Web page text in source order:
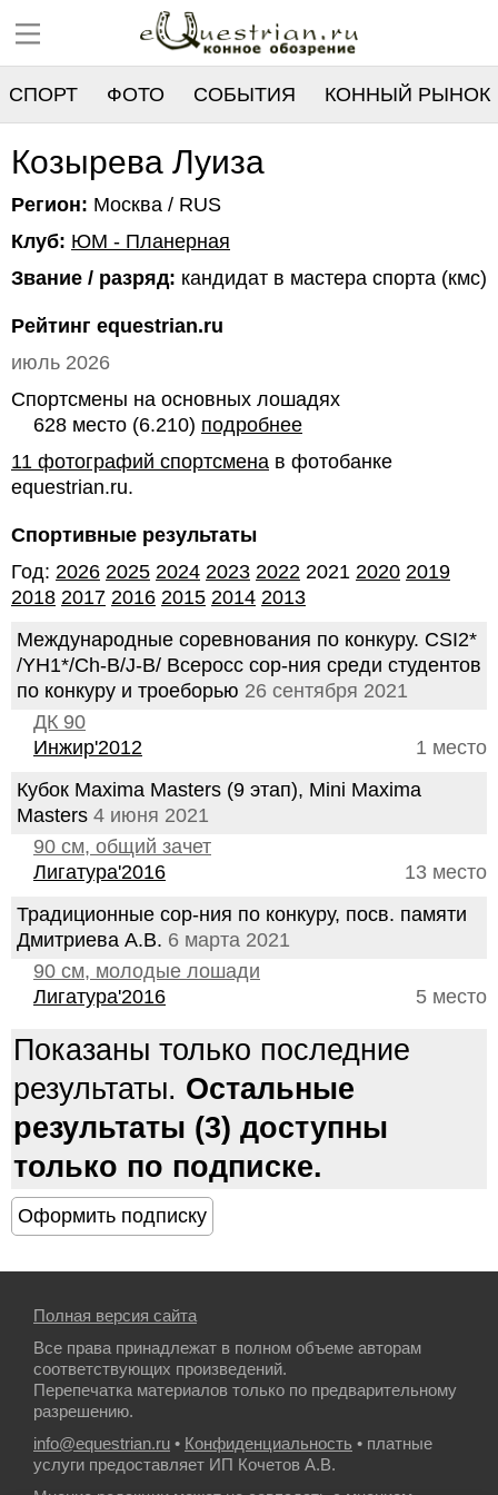
СПОРТ ФОТО СОБЫТИЯ КОННЫЙ РЫНОК
РЕЕСТР
Козырева Луиза
Регион: Москва / RUS
Клуб: ЮМ - Планерная
Звание / разряд: кандидат в мастера спорта (кмс)
Рейтинг equestrian.ru
июль 2026
Спортсмены на основных лошадях
628 место (6.210) подробнее
11 фотографий спортсмена в фотобанке
equestrian.ru.
Спортивные результаты
Год: 2026 2025 2024 2023 2022 2021 2020 2019
2018 2017 2016 2015 2014 2013
Международные соревнования по конкуру. CSI2*
/YH1*/Ch-B/J-B/ Всеросс сор-ния среди студентов
по конкуру и троеборью 26 сентября 2021
ДК 90
1 место
Инжир'2012
Кубок Maxima Masters (9 этап), Mini Maxima
Masters 4 июня 2021
90 см, общий зачет
13 место
Лигатура'2016
Традиционные сор-ния по конкуру, посв. памяти
Дмитриева А.В. 6 марта 2021
90 см, молодые лошади
5 место
Лигатура'2016
Показаны только последние
результаты. Остальные
результаты (3) доступны
только по подписке.
Полная версия сайта
Все права принадлежат в полном объеме авторам
соответствующих произведений.
Перепечатка материалов только по предварительному
разрешению.
info@equestrian.ru • Конфиденциальность • платные
услуги предоставляет ИП Кочетов А.В.